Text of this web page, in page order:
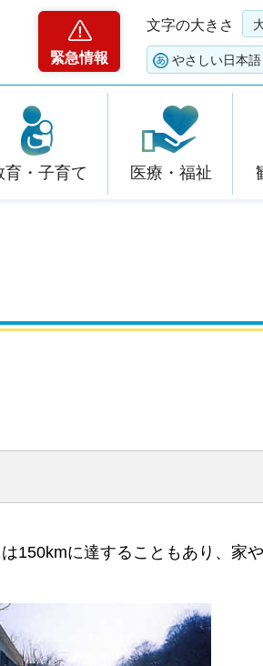
緊急情報
文字の大きさ
やさしい日本語
育・子育て 医療・福祉
150kmに達することもあり、家